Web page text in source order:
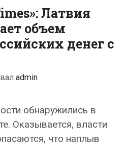
Латвия
объем
денег с
admin
обнаружились в
Оказывается, власти
что наплыв